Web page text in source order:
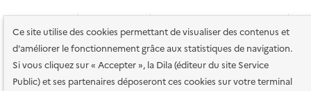
Ce site utilise des cookies permettant de visualiser des contenus et
d'améliorer le fonctionnement grâce aux statistiques de navigation.
Si vous cliquez sur « Accepter », la Dila (éditeur du site Service
Public) et ses partenaires déposeront ces cookies sur votre terminal
services en ligne Mentions légales Données personnelles et sécurité
Conditions générales d'utilisation Gestion des cookies
Sauf mention contraire, tous les contenus de ce site sont sous